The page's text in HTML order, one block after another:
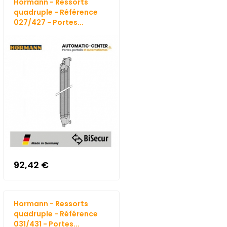
Hormann - Ressorts
quadruple - Référence
027/427 - Portes...
92,42 €
Hormann - Ressorts
quadruple - Référence
031/431 - Portes...